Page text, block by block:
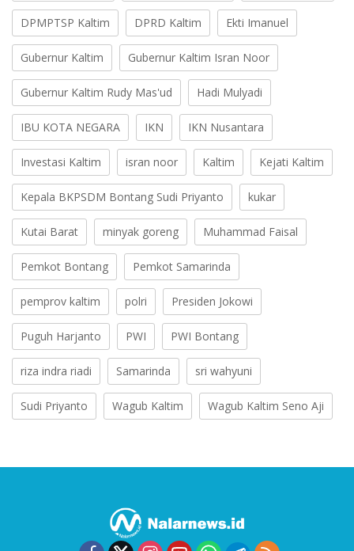
DPMPTSP Kaltim DPRD Kaltim Ekti Imanuel
Gubernur Kaltim Gubernur Kaltim Isran Noor
Gubernur Kaltim Rudy Mas'ud Hadi Mulyadi
IBU KOTA NEGARA IKN IKN Nusantara
Investasi Kaltim isran noor Kaltim Kejati Kaltim
Kepala BKPSDM Bontang Sudi Priyanto kukar
Kutai Barat minyak goreng Muhammad Faisal
Pemkot Bontang Pemkot Samarinda
pemprov kaltim polri Presiden Jokowi
Puguh Harjanto PWI PWI Bontang
riza indra riadi Samarinda sri wahyuni
Sudi Priyanto Wagub Kaltim Wagub Kaltim Seno Aji